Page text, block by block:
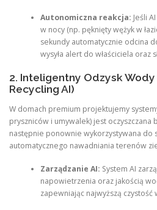
Autonomiczna reakcja: Jeśli
w nocy (np. pęknięty wężyk w
sekundy automatycznie odcina
wysyła alert do właściciela oraz
2. Inteligentny Odzysk
Recycling AI)
W domach premium projektujemy
pryszniców i umywalek) jest oczyszczana
następnie ponownie wykorzystywana do
automatycznego nawadniania terenów
Zarządzanie AI: System AI
napowietrzenia oraz jakością
zapewniając najwyższą czystość